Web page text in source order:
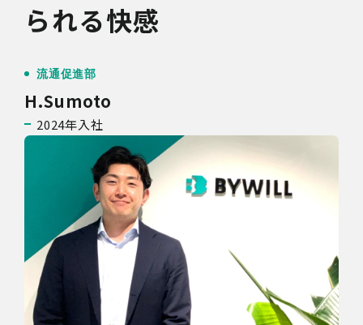
られる快感
流通促進部
H.Sumoto
2024年入社